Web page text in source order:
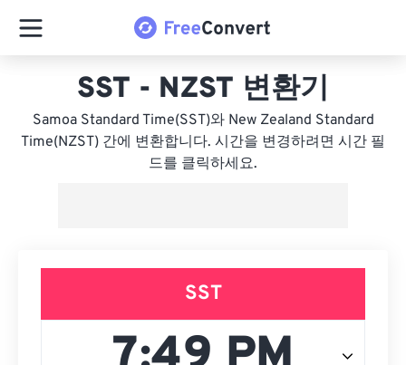
SST - NZST 변환기
Samoa Standard Time(SST)와 New Zealand Standard
Time(NZST) 간에 변환합니다. 시간을 변경하려면 시간 필
드를 클릭하세요.
SST